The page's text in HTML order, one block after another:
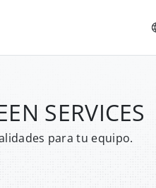
SERVICES
para tu equipo.